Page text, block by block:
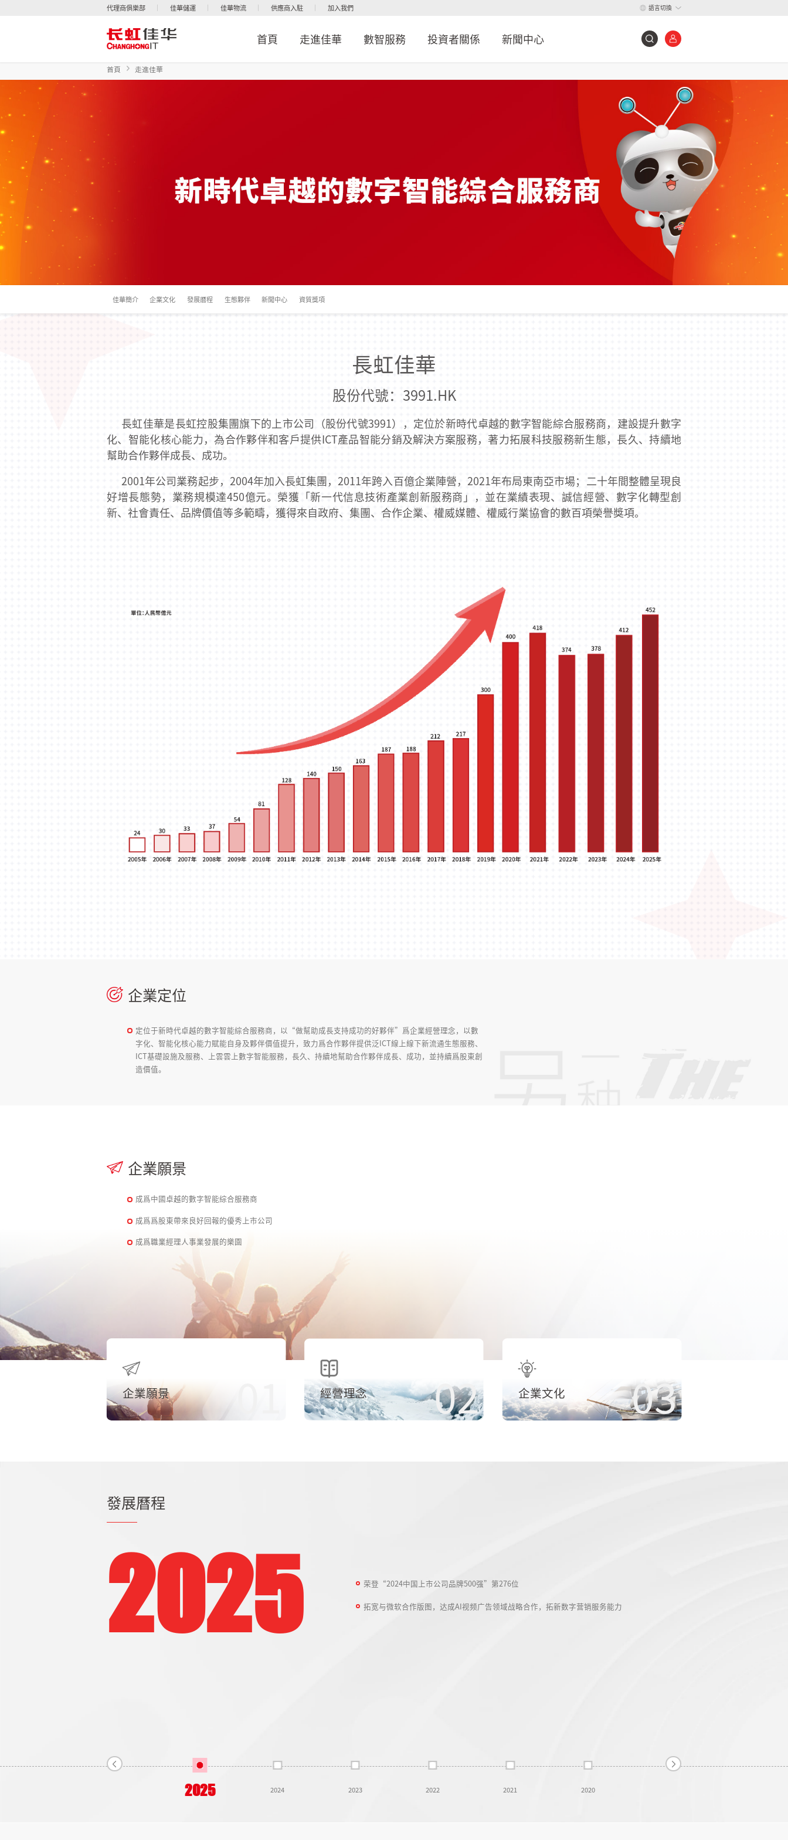
代理商俱樂部 佳華儲運 佳華物流 供應商入駐 加入我們 語言切換
首頁 走進佳華 數智服務 投資者關係 新聞中心
首頁 走進佳華
佳華簡介 企業文化 發展曆程 生態夥伴 新聞中心 資質獎項
長虹佳華
股份代號：3991.HK
長虹佳華是長虹控股集團旗下的上市公司（股份代號3991），定位於新時代卓越的數字智能綜合服務商，建設提升數字
化、智能化核心能力，為合作夥伴和客戶提供ICT產品智能分銷及解決方案服務，著力拓展科技服務新生態，長久、持續地
幫助合作夥伴成長、成功。
2001年公司業務起步，2004年加入長虹集團，2011年跨入百億企業陣營，2021年布局東南亞市場；二十年間整體呈現良
好增長態勢，業務規模達450億元。榮獲「新一代信息技術產業創新服務商」，並在業績表現、誠信經營、數字化轉型創
新、社會責任、品牌價值等多範疇，獲得來自政府、集團、合作企業、權威媒體、權威行業協會的數百項榮譽獎項。
企業定位
定位于新時代卓越的數字智能綜合服務商，以“做幫助成長支持成功的好夥伴”爲企業經營理念，以數
字化、智能化核心能力賦能自身及夥伴價值提升，致力爲合作夥伴提供泛ICT線上線下新流通生態服務、
ICT基礎設施及服務、上雲雲上數字智能服務，長久、持續地幫助合作夥伴成長、成功，並持續爲股東創
造價值。
企業願景
成爲中國卓越的數字智能綜合服務商
成爲爲股東帶來良好回報的優秀上市公司
成爲職業經理人事業發展的樂園
企業願景 經營理念 02 企業文化 03
發展曆程
2025 荣登“2024中国上市公司品牌500强”第276位
拓宽与微软合作版图，达成AI视频广告领域战略合作，拓新数字营销服务能力
2025 2024 2023 2022 2021 2020